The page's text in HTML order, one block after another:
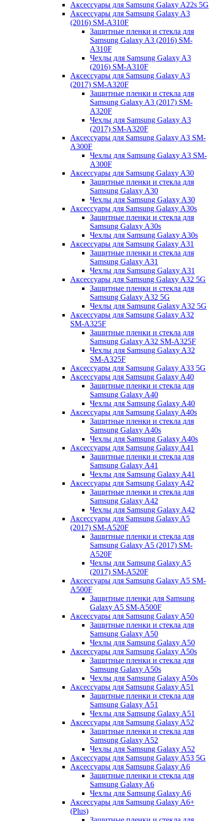
Аксессуары для Samsung Galaxy A22s 5G
Аксессуары для Samsung Galaxy A3
(2016) SM-A310F
Защитные пленки и стекла для
Samsung Galaxy A3 (2016) SM-
A310F
Чехлы для Samsung Galaxy A3
(2016) SM-A310F
Аксессуары для Samsung Galaxy A3
(2017) SM-A320F
Защитные пленки и стекла для
Samsung Galaxy A3 (2017) SM-
A320F
Чехлы для Samsung Galaxy A3
(2017) SM-A320F
Аксессуары для Samsung Galaxy A3 SM-
A300F
Чехлы для Samsung Galaxy A3 SM-
A300F
Аксессуары для Samsung Galaxy A30
Защитные пленки и стекла для
Samsung Galaxy A30
Чехлы для Samsung Galaxy A30
Аксессуары для Samsung Galaxy A30s
Защитные пленки и стекла для
Samsung Galaxy A30s
Чехлы для Samsung Galaxy A30s
Аксессуары для Samsung Galaxy A31
Защитные пленки и стекла для
Samsung Galaxy A31
Чехлы для Samsung Galaxy A31
Аксессуары для Samsung Galaxy A32 5G
Защитные пленки и стекла для
Samsung Galaxy A32 5G
Чехлы для Samsung Galaxy A32 5G
Аксессуары для Samsung Galaxy A32
SM-A325F
Защитные пленки и стекла для
Samsung Galaxy A32 SM-A325F
Чехлы для Samsung Galaxy A32
SM-A325F
Аксессуары для Samsung Galaxy A33 5G
Аксессуары для Samsung Galaxy A40
Защитные пленки и стекла для
Samsung Galaxy A40
Чехлы для Samsung Galaxy A40
Аксессуары для Samsung Galaxy A40s
Защитные пленки и стекла для
Samsung Galaxy A40s
Чехлы для Samsung Galaxy A40s
Аксессуары для Samsung Galaxy A41
Защитные пленки и стекла для
Samsung Galaxy A41
Чехлы для Samsung Galaxy A41
Аксессуары для Samsung Galaxy A42
Защитные пленки и стекла для
Samsung Galaxy A42
Чехлы для Samsung Galaxy A42
Аксессуары для Samsung Galaxy A5
(2017) SM-A520F
Защитные пленки и стекла для
Samsung Galaxy A5 (2017) SM-
A520F
Чехлы для Samsung Galaxy A5
(2017) SM-A520F
Аксессуары для Samsung Galaxy A5 SM-
A500F
Защитные пленки для Samsung
Galaxy A5 SM-A500F
Аксессуары для Samsung Galaxy A50
Защитные пленки и стекла для
Samsung Galaxy A50
Чехлы для Samsung Galaxy A50
Аксессуары для Samsung Galaxy A50s
Защитные пленки и стекла для
Samsung Galaxy A50s
Чехлы для Samsung Galaxy A50s
Аксессуары для Samsung Galaxy A51
Защитные пленки и стекла для
Samsung Galaxy A51
Чехлы для Samsung Galaxy A51
Аксессуары для Samsung Galaxy A52
Защитные пленки и стекла для
Samsung Galaxy A52
Чехлы для Samsung Galaxy A52
Аксессуары для Samsung Galaxy A53 5G
Аксессуары для Samsung Galaxy A6
Защитные пленки и стекла для
Samsung Galaxy A6
Чехлы для Samsung Galaxy A6
Аксессуары для Samsung Galaxy A6+
(Plus)